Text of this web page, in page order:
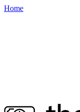
Home